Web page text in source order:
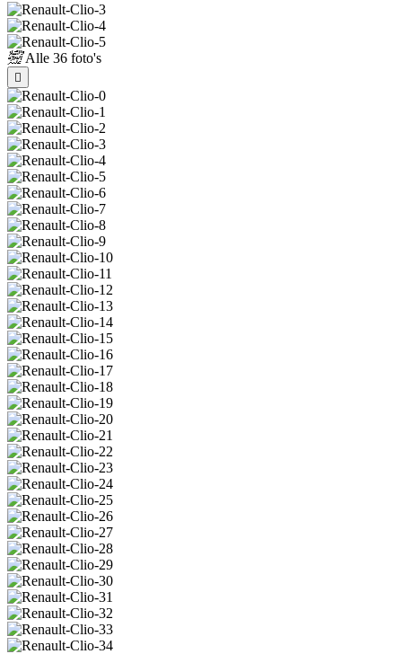
Alle 36 foto's